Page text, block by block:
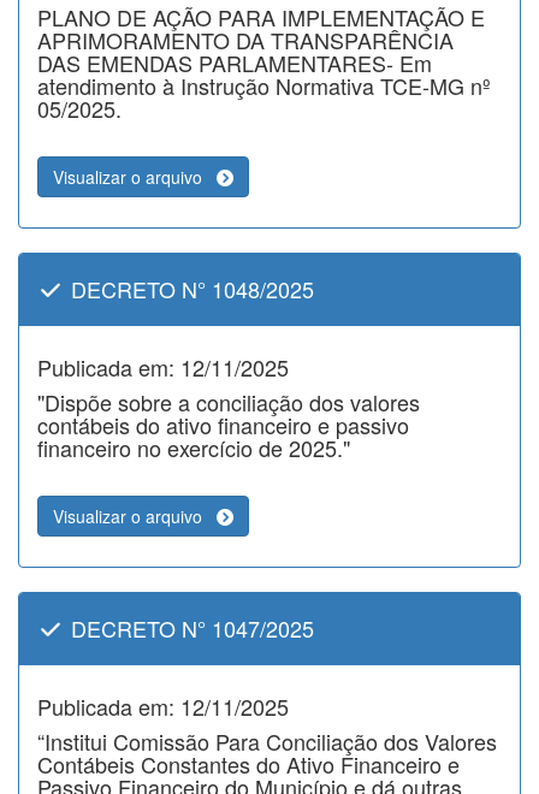
PLANO DE AÇÃO PARA IMPLEMENTAÇÃO E
APRIMORAMENTO DA TRANSPARÊNCIA
DAS EMENDAS PARLAMENTARES- Em
atendimento à Instrução Normativa TCE-MG nº
05/2025.
Visualizar o arquivo
DECRETO N° 1048/2025
Publicada em: 12/11/2025
"Dispõe sobre a conciliação dos valores
contábeis do ativo financeiro e passivo
financeiro no exercício de 2025."
Visualizar o arquivo
DECRETO N° 1047/2025
Publicada em: 12/11/2025
“Institui Comissão Para Conciliação dos Valores
Contábeis Constantes do Ativo Financeiro e
Passivo Financeiro do Município e dá outras